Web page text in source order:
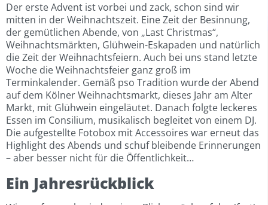
Der erste Advent ist vorbei und zack, schon sind wir
mitten in der Weihnachtszeit. Eine Zeit der Besinnung,
der gemütlichen Abende, von „Last Christmas“,
Weihnachtsmärkten, Glühwein-Eskapaden und natürlich
die Zeit der Weihnachtsfeiern. Auch bei uns stand letzte
Woche die Weihnachtsfeier ganz groß im
Terminkalender. Gemäß pso Tradition wurde der Abend
auf dem Kölner Weihnachtsmarkt, dieses Jahr am Alter
Markt, mit Glühwein eingeläutet. Danach folgte leckeres
Essen im Consilium, musikalisch begleitet von einem DJ.
Die aufgestellte Fotobox mit Accessoires war erneut das
Highlight des Abends und schuf bleibende Erinnerungen
– aber besser nicht für die Öffentlichkeit…
Ein Jahresrückblick